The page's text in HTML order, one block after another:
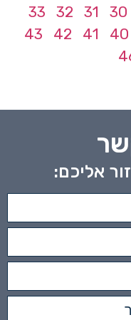
30
31
32
33
40
41
42
43
אליכם: